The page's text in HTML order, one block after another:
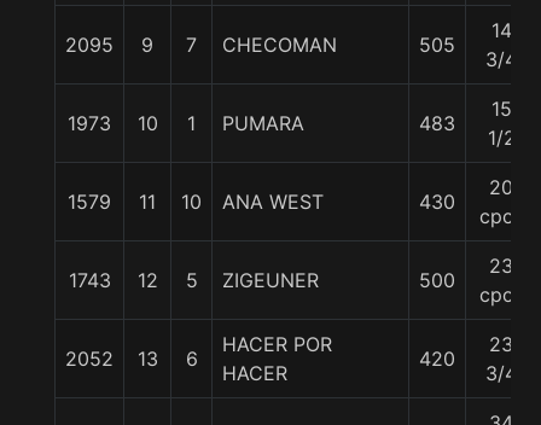
2095 9 7 CHECOMAN 505
14
3/4
1973 10 1 PUMARA 483
15
1/2
1579 11 10 ANA WEST 430
20
cpos
1743 12 5 ZIGEUNER 500
23
cpos
2052 13 6
HACER POR
HACER
420
23
3/4